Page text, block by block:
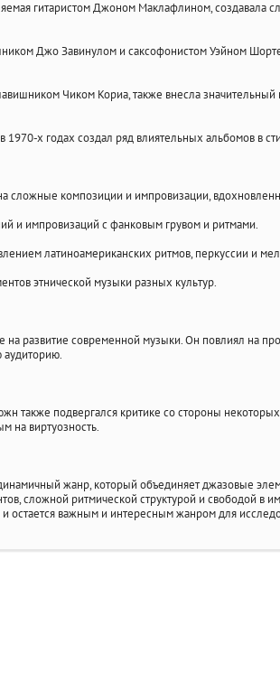
гитаристом Джоном Маклафлином,
Джо Завинулом и саксофонистом Уэйном
Чиком Кориа, также внесла
х годах создал ряд влиятельных альбомов в
сложные композиции и импровизации,
и импровизаций с фанковым грувом и ритмами.
латиноамериканских ритмов, перкуссии и
этнической музыки разных культур.
развитие современной музыки. Он повлиял на
также подвергался критике со стороны некоторых
на виртуозность.
жанр, который объединяет джазовые
сложной ритмической структурой и свободой в
остается важным и интересным жанром для